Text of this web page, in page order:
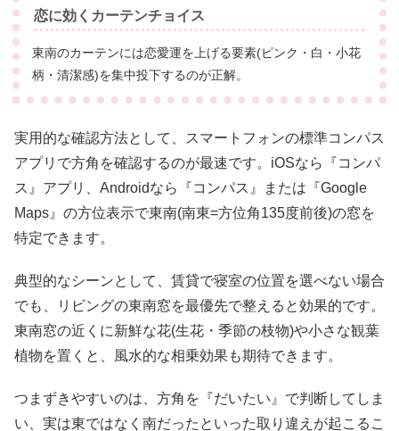
恋に効くカーテンチョイス
東南のカーテンには恋愛運を上げる要素(ピンク・白・小花
柄・清潔感)を集中投下するのが正解。
実用的な確認方法として、スマートフォンの標準コンパス
アプリで方角を確認するのが最速です。iOSなら『コンパ
ス』アプリ、Androidなら『コンパス』または『Google
Maps』の方位表示で東南(南東=方位角135度前後)の窓を
特定できます。
典型的なシーンとして、賃貸で寝室の位置を選べない場合
でも、リビングの東南窓を最優先で整えると効果的です。
東南窓の近くに新鮮な花(生花・季節の枝物)や小さな観葉
植物を置くと、風水的な相乗効果も期待できます。
つまずきやすいのは、方角を『だいたい』で判断してしま
い、実は東ではなく南だったといった取り違えが起こるこ